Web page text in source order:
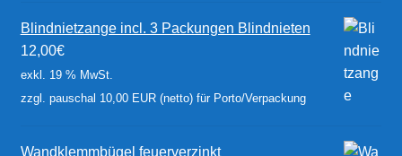
Blindnietzange incl. 3 Packungen Blindnieten
12,00€
exkl. 19 % MwSt.
zzgl. pauschal 10,00 EUR (netto) für Porto/Verpackung
Wandklemmbügel feuerverzinkt